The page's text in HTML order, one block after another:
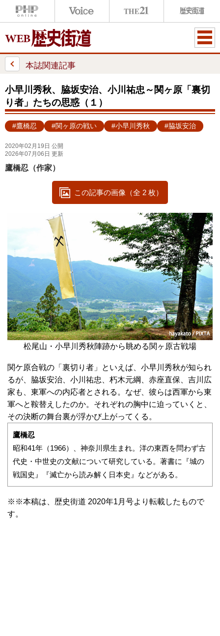
ME
本誌関連記事
小早川秀秋、脇坂安治、小川祐忠～関ヶ原「裏切
り者」たちの思惑（１）
#鷹橋忍 #関ヶ原の戦い #小早川秀秋 #脇坂安治
2020年02月19日 公開
2026年07月06日 更新
鷹橋忍（作家）
この記事の画像（全 2 枚）
松尾山・小早川秀秋陣跡から眺める関ヶ原古戦場
関ケ原合戦の「裏切り者」といえば、小早川秀秋が知られ
るが、脇坂安治、小川祐忠、朽木元綱、赤座直保、吉川広
家も、東軍への内応者とされる。なぜ、彼らは西軍から東
軍へと鞍替えしたのか。それぞれの胸中に迫っていくと、
その決断の舞台裏が浮かび上がってくる。
鷹橋忍
昭和41年（1966）、神奈川県生まれ。洋の東西を問わず古
代史・中世史の文献について研究している。著書に『城の
戦国史』『滅亡から読み解く日本史』などがある。
※※本稿は、歴史街道 2020年1月号より転載したもので
す。